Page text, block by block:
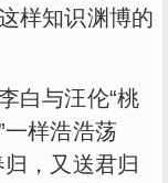
样知识渊博的
与汪伦“桃
一样浩浩荡
，又送君归